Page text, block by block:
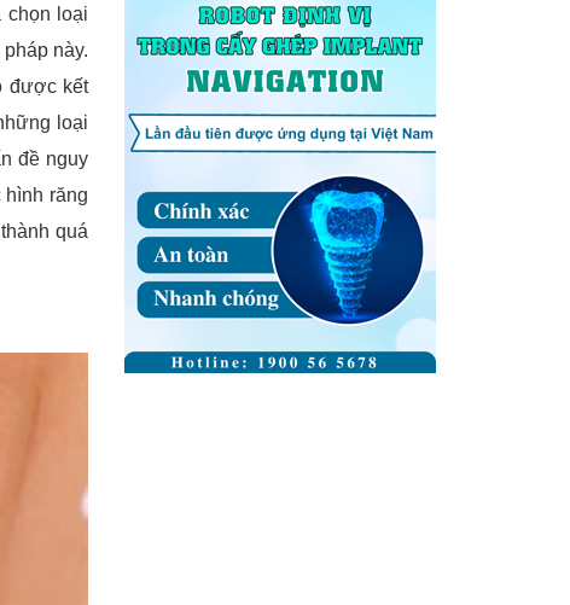
chọn loại
này.
được kết
loại
đề nguy
răng
quá